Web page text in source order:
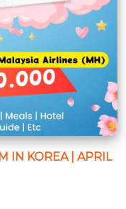
IN KOREA | APRIL